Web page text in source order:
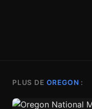
PLUS DE OREGON :